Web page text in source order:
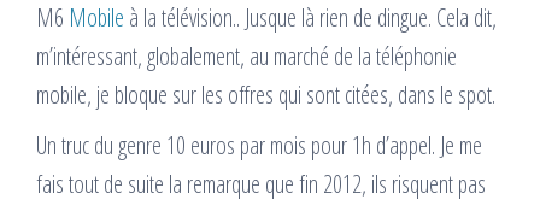
M6 Mobile à la télévision.. Jusque là rien de dingue. Cela dit,
m’intéressant, globalement, au marché de la téléphonie
mobile, je bloque sur les offres qui sont citées, dans le spot.
Un truc du genre 10 euros par mois pour 1h d’appel. Je me
fais tout de suite la remarque que fin 2012, ils risquent pas